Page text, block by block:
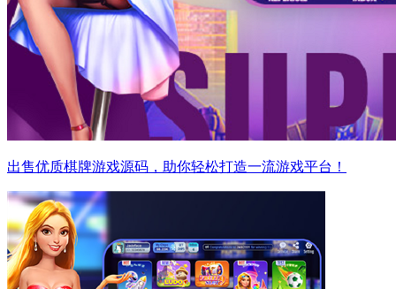
出售优质棋牌游戏源码，助你轻松打造一流游戏平台！